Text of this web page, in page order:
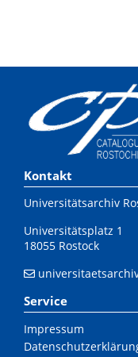
Kontakt
Universitätsarchiv
Universitätsplatz 1
18055 Rostock
Service
Impressum